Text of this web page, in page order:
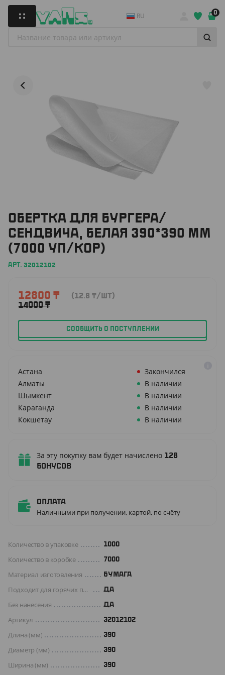
RU 0
ОБЕРТКА ДЛЯ БУРГЕРА/
СЕНДВИЧА, БЕЛАЯ 390*390 ММ
(7000 УП/КОР)
АРТ. 32012102
12800 ₸
14000₸
(12.8 ₸/ШТ)
СООБЩИТЬ О ПОСТУПЛЕНИИ
Астана
Закончился
Алматы
В наличии
Шымкент
В наличии
Караганда
В наличии
Кокшетау
В наличии
За эту покупку вам будет начислено 128
бонусов
Оплата
Наличными при получении, картой, по счёту
Количество в упаковке 1000
Количество в коробке 7000
Материал изготовления БУМАГА
Подходит для горячих продуктов ДА
Без нанесения ДА
Артикул 32012102
Длина (мм) 390
Диаметр (мм) 390
Ширина (мм) 390